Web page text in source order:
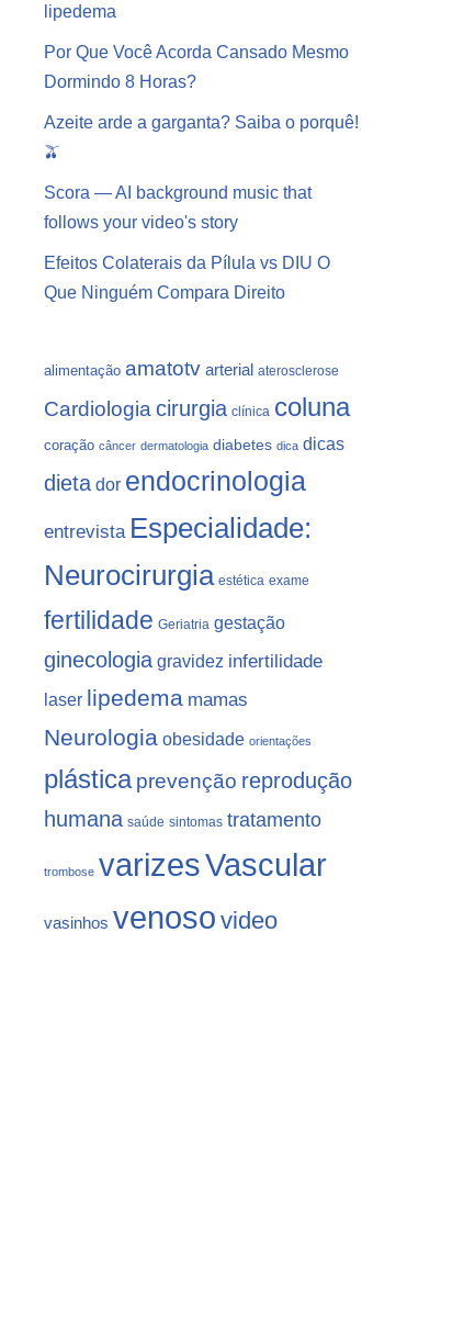
lipedema
Por Que Você Acorda Cansado Mesmo
Dormindo 8 Horas?
Azeite arde a garganta? Saiba o porquê!
🫒
Scora — AI background music that
follows your video's story
Efeitos Colaterais da Pílula vs DIU O
Que Ninguém Compara Direito
alimentação amatotv arterial aterosclerose
Cardiologia cirurgia clínica coluna
coração câncer dermatologia diabetes dica dicas
dieta dor endocrinologia
entrevista Especialidade:
Neurocirurgia estética exame
fertilidade Geriatria gestação
ginecologia gravidez infertilidade
laser lipedema mamas
Neurologia obesidade orientações
plástica prevenção reprodução
humana saúde sintomas tratamento
trombose varizesVascular
vasinhos venoso video